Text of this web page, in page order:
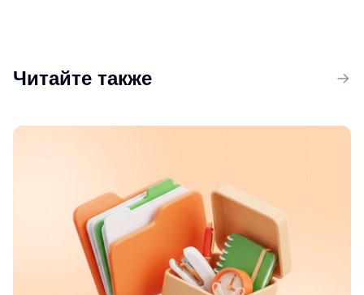
Читайте также